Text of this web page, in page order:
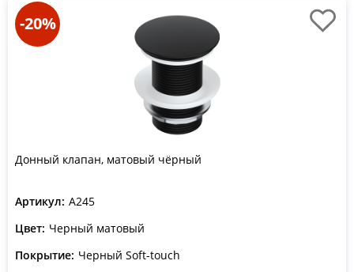
-20%
Донный клапан, матовый чёрный
Артикул: A245
Цвет: Черный матовый
Покрытие: Черный Soft-touch